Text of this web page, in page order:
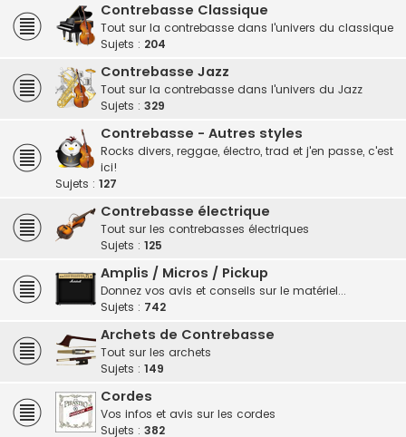
Contrebasse Classique
Tout sur la contrebasse dans l'univers du classique
Sujets : 204
Contrebasse Jazz
Tout sur la contrebasse dans l'univers du Jazz
Sujets : 329
Contrebasse - Autres styles
Rocks divers, reggae, électro, trad et j'en passe, c'est
ici!
Sujets : 127
Contrebasse électrique
Tout sur les contrebasses électriques
Sujets : 125
Amplis / Micros / Pickup
Donnez vos avis et conseils sur le matériel...
Sujets : 742
Archets de Contrebasse
Tout sur les archets
Sujets : 149
Cordes
Vos infos et avis sur les cordes
Sujets : 382